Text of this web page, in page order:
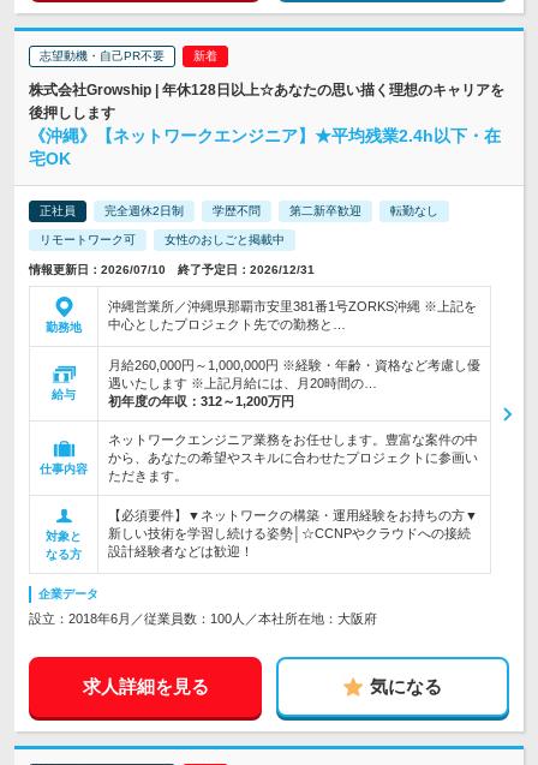
志望動機・自己PR不要
株式会社Growship | 年休128日以上☆あなたの思い描く理想のキャリアを
後押しします
《沖縄》【ネットワークエンジニア】★平均残業2.4h以下・在
宅OK
正社員 完全週休2日制 学歴不問 第二新卒歓迎 転勤なし
リモートワーク可 女性のおしごと掲載中
情報更新日：2026/07/10 終了予定日：2026/12/31
勤務地
沖縄営業所／沖縄県那覇市安里381番1号ZORKS沖縄 ※上記を
中心としたプロジェクト先での勤務と…
給与
月給260,000円～1,000,000円 ※経験・年齢・資格など考慮し優
遇いたします ※上記月給には、月20時間の…
初年度の年収： 312～1,200万円
仕事内容
ネットワークエンジニア業務をお任せします。豊富な案件の中
から、あなたの希望やスキルに合わせたプロジェクトに参画い
ただきます。
対象と
なる方
【必須要件】▼ネットワークの構築・運用経験をお持ちの方▼
新しい技術を学習し続ける姿勢│☆CCNPやクラウドへの接続
設計経験者などは歓迎！
企業データ
設立：2018年6月／従業員数：100人／本社所在地：大阪府
求人詳細を見る 気になる